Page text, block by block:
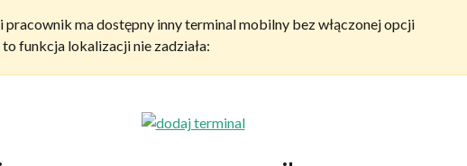
pracownik ma dostępny inny terminal mobilny bez włączonej opcji
funkcja lokalizacji nie zadziała: